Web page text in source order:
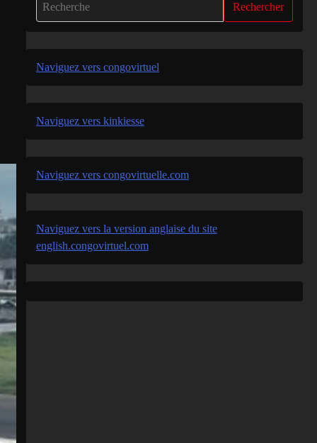
Rechercher
Naviguez vers congovirtuel
Naviguez vers kinkiesse
Naviguez vers congovirtuelle.com
Naviguez vers la version anglaise du site
english.congovirtuel.com